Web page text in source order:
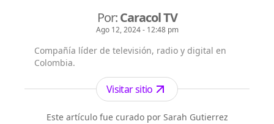
Por:Caracol TV
Ago 12, 2024 - 12:48 pm
Compañía líder de televisión, radio y digital en
Colombia.
Visitar sitio
Este artículo fue curado por Sarah Gutierrez